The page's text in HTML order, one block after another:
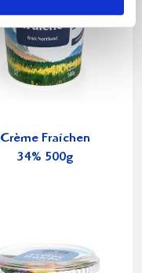
Crème Fraichen
34% 500g